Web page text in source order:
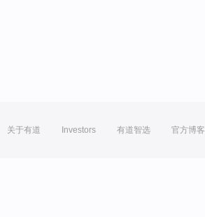
关于有道 Investors 有道智选 官方博客